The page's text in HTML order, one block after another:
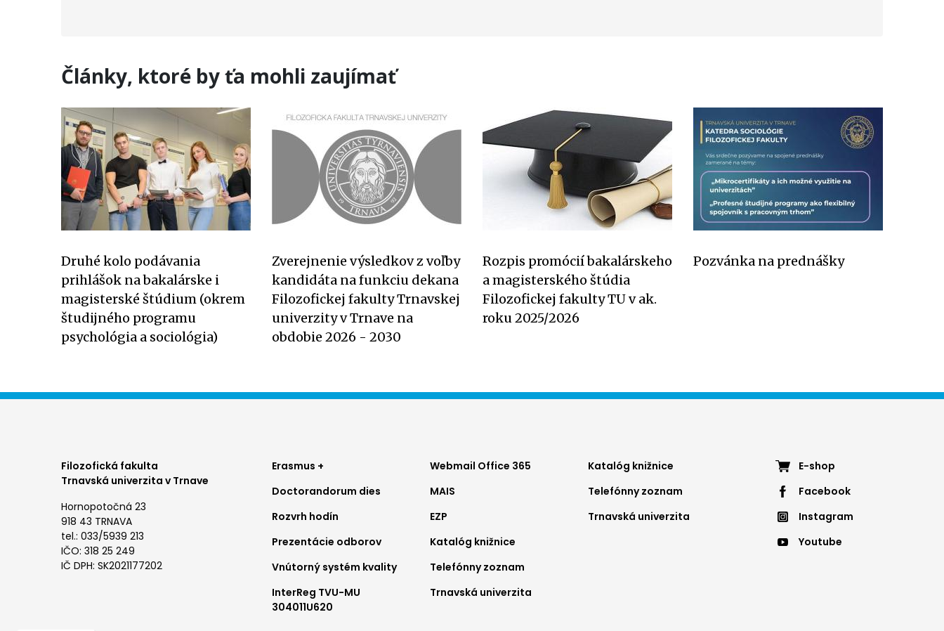
Články, ktoré by ťa mohli zaujímať
Druhé kolo podávania
prihlášok na bakalárske i
magisterské štúdium (okrem
študijného programu
psychológia a sociológia)
Zverejnenie výsledkov z voľby
kandidáta na funkciu dekana
Filozofickej fakulty Trnavskej
univerzity v Trnave na
obdobie 2026 - 2030
Rozpis promócií bakalárskeho
a magisterského štúdia
Filozofickej fakulty TU v ak.
roku 2025/2026
Pozvánka na prednášky
Filozofická fakulta
Trnavská univerzita v Trnave
Hornopotočná 23
918 43 TRNAVA
tel.: 033/5939 213
IČO: 318 25 249
IČ DPH: SK2021177202
Footer
menu
1
Erasmus +
Doctorandorum dies
Rozvrh hodín
Prezentácie odborov
Vnútorný systém kvality
InterReg TVU-MU
304011U620
Footer
menu
2
Webmail Office 365
MAIS
EZP
Katalóg knižnice
Telefónny zoznam
Trnavská univerzita
Footer
menu
3
Katalóg knižnice
Telefónny zoznam
Trnavská univerzita
Footer
menu
E-shop
Facebook
Instagram
Youtube